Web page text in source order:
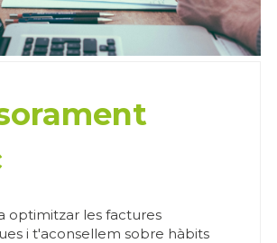
optimitzar les factures
i t'aconsellem sobre hàbits